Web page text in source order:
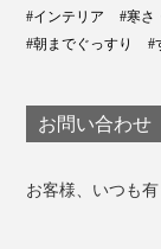
#インテリア
#寒さ
#朝までぐっすり
#
お問い合わせ
お客様、いつも